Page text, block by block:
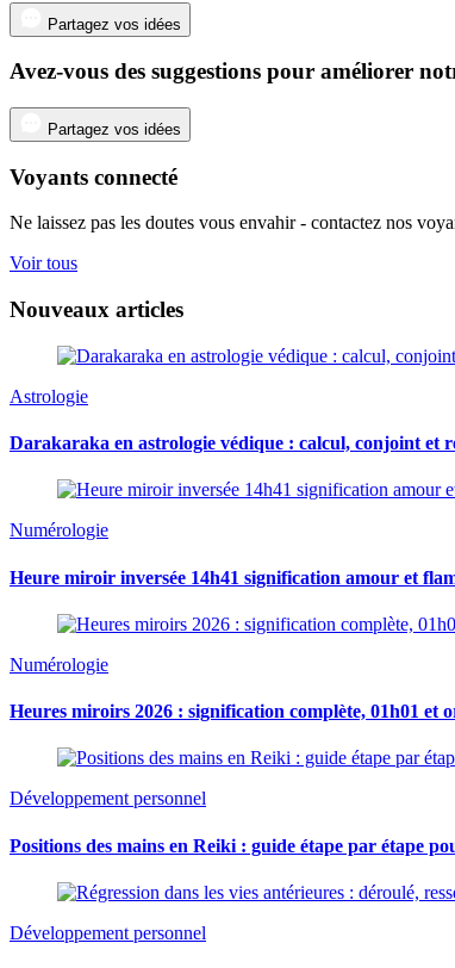
Partagez vos idées
Avez-vous des suggestions pour améliorer
Partagez vos idées
Voyants connecté
Ne laissez pas les doutes vous envahir - contactez nos
Voir tous
Nouveaux articles
Astrologie
Darakaraka en astrologie védique : calcul, conjoint et
Numérologie
Heure miroir inversée 14h41 signification amour et
Numérologie
Heures miroirs 2026 : signification complète, 01h01 et
Développement personnel
Positions des mains en Reiki : guide étape par étape
Développement personnel